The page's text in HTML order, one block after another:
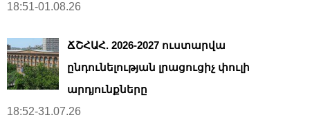
18:51-01.08.26
ՃՇՀԱՀ. 2026-2027 ուստարվա
ընդունելության լրացուցիչ փուլի
արդյունքները
18:52-31.07.26